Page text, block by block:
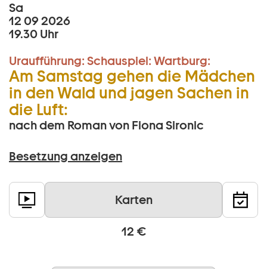
Sa
12 09 2026
19.30 Uhr
Uraufführung: Schauspiel: Wartburg:
Am Samstag gehen die Mädchen
in den Wald und jagen Sachen in
die Luft:
nach dem Roman von Fiona Sironic
Besetzung anzeigen
Karten
12 €